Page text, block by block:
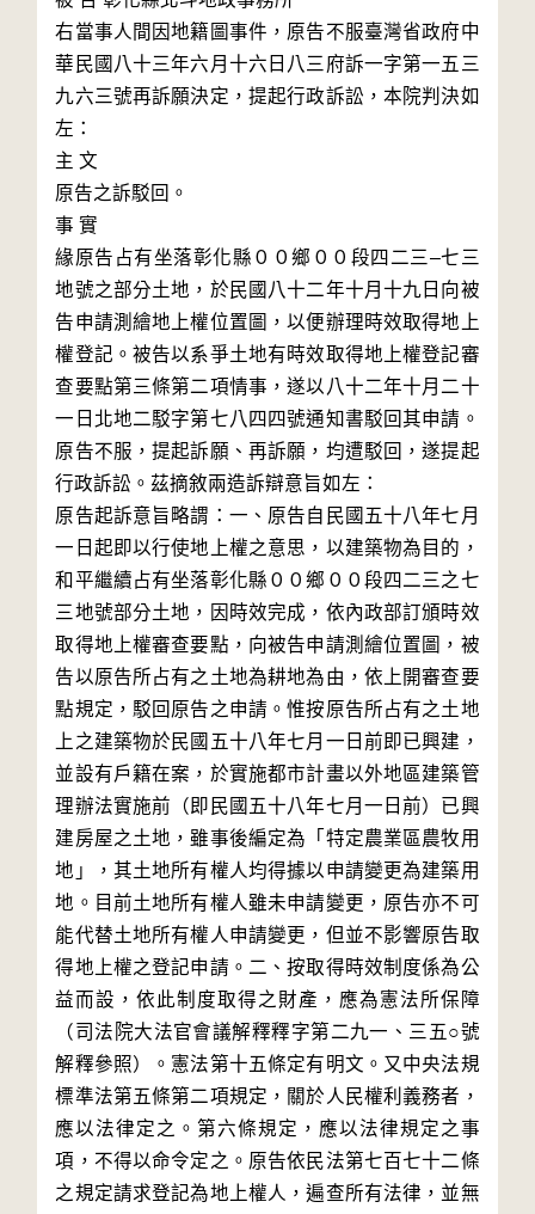
右當事人間因地籍圖事件，原告不服臺灣省政府中
華民國八十三年六月十六日八三府訴一字第一五三
九六三號再訴願決定，提起行政訴訟，本院判決如
左：
主 文
原告之訴駁回。
事 實
緣原告占有坐落彰化縣００鄉００段四二三–七三
地號之部分土地，於民國八十二年十月十九日向被
告申請測繪地上權位置圖，以便辦理時效取得地上
權登記。被告以系爭土地有時效取得地上權登記審
查要點第三條第二項情事，遂以八十二年十月二十
一日北地二駁字第七八四四號通知書駁回其申請。
原告不服，提起訴願、再訴願，均遭駁回，遂提起
行政訴訟。茲摘敘兩造訴辯意旨如左：
原告起訴意旨略謂：一、原告自民國五十八年七月
一日起即以行使地上權之意思，以建築物為目的，
和平繼續占有坐落彰化縣００鄉００段四二三之七
三地號部分土地，因時效完成，依內政部訂頒時效
取得地上權審查要點，向被告申請測繪位置圖，被
告以原告所占有之土地為耕地為由，依上開審查要
點規定，駁回原告之申請。惟按原告所占有之土地
上之建築物於民國五十八年七月一日前即已興建，
並設有戶籍在案，於實施都市計畫以外地區建築管
理辦法實施前（即民國五十八年七月一日前）已興
建房屋之土地，雖事後編定為「特定農業區農牧用
地」，其土地所有權人均得據以申請變更為建築用
地。目前土地所有權人雖未申請變更，原告亦不可
能代替土地所有權人申請變更，但並不影響原告取
得地上權之登記申請。二、按取得時效制度係為公
益而設，依此制度取得之財產，應為憲法所保障
（司法院大法官會議解釋釋字第二九一、三五○號
解釋參照）。憲法第十五條定有明文。又中央法規
標準法第五條第二項規定，關於人民權利義務者，
應以法律定之。第六條規定，應以法律規定之事
項，不得以命令定之。原告依民法第七百七十二條
之規定請求登記為地上權人，遍查所有法律，並無